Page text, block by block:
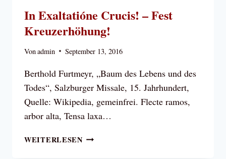
In Exaltatióne Crucis! – Fest
Kreuzerhöhung!
Vonadmin September 13, 2016
Berthold Furtmeyr, „Baum des Lebens und des
Todes“, Salzburger Missale, 15. Jahrhundert,
Quelle: Wikipedia, gemeinfrei. Flecte ramos,
arbor alta, Tensa laxa…
WEITERLESENIN